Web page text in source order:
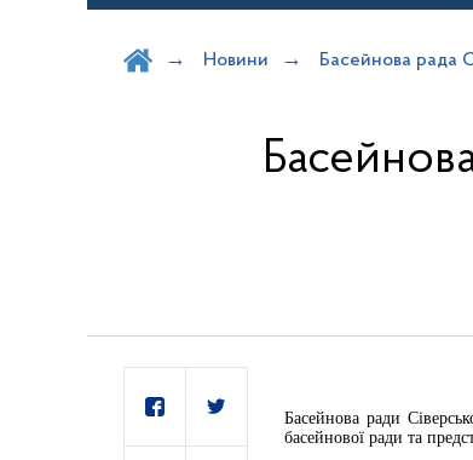
Новини Басейнова рада
Басейнова ради
басейнової ради та